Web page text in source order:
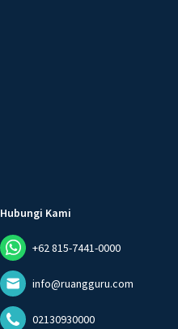
Hubungi Kami
+62 815-7441-0000
info@ruangguru.com
02130930000